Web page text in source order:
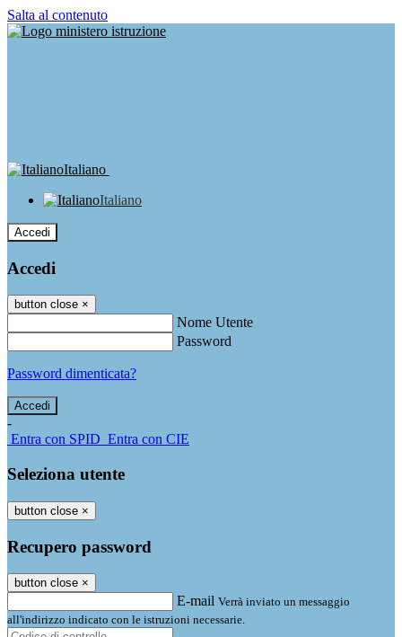
Salta al contenuto
Italiano
Italiano
Accedi
Accedi
button close ×
Nome Utente
Password
Password dimenticata?
-
Entra con SPID Entra con CIE
Seleziona utente
button close ×
Recupero password
button close ×
E-mail Verrà inviato un messaggio
all'indirizzo indicato con le istruzioni necessarie.